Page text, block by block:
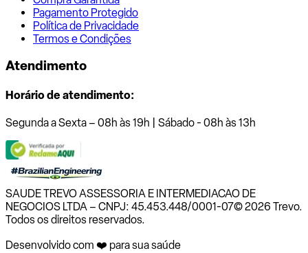
Pagamento Protegido
Política de Privacidade
Termos e Condições
Atendimento
Horário de atendimento:
Segunda a Sexta – 08h às 19h | Sábado - 08h às 13h
SAUDE TREVO ASSESSORIA E INTERMEDIACAO DE
NEGOCIOS LTDA – CNPJ: 45.453.448/0001-07© 2026 Trevo.
Todos os direitos reservados.
Desenvolvido com ❤️ para sua saúde